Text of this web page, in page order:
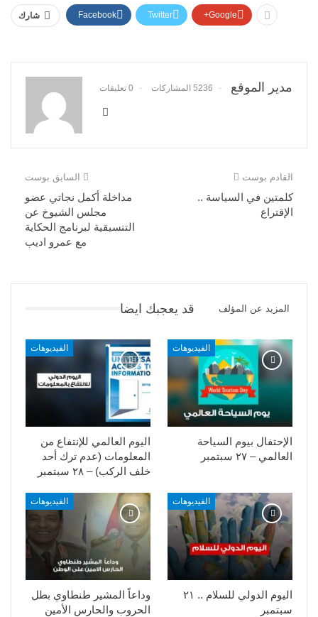
شارك Facebook Twitter Google+
مدير الموقع 5236 المشاركات 0 تعليقات
السابق بوست
مداخلة أكمل نجاتي عضو
مجلس الشيوخ عن
التنسيقية لبرنامج الحكاية
مع عمرو اديب
القادم بوست
كلمتين في السياسة ..
الإقتراع
قد يعجبك ايضا المزيد عن المؤلف
الفيديوهات
اليوم العالمي للإنتفاع من
المعلومات (عدم ترك أحد
خلف الركب) – ٢٨ سبتمبر
الفيديوهات
الإحتفال بيوم السياحة
العالمي – ٢٧ سبتمبر
الفيديوهات
وداعاً المشير طنطاوي بطل
الحروب والحارس الأمين
الفيديوهات
اليوم الدولي للسلام .. ٢١
سبتمبر